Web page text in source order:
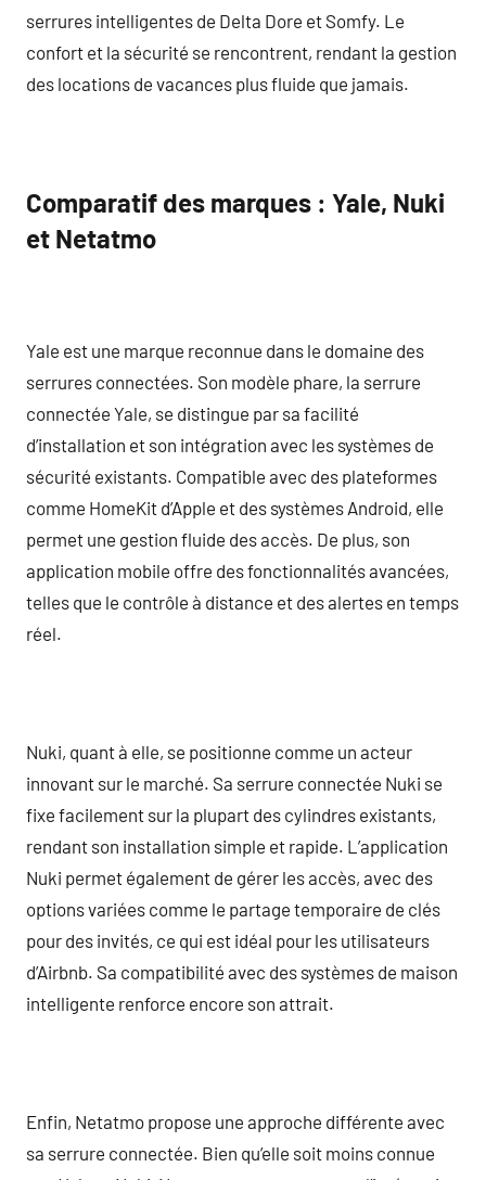
serrures intelligentes de Delta Dore et Somfy. Le
confort et la sécurité se rencontrent, rendant la gestion
des locations de vacances plus fluide que jamais.
Comparatif des marques : Yale, Nuki
et Netatmo
Yale est une marque reconnue dans le domaine des
serrures connectées. Son modèle phare, la serrure
connectée Yale, se distingue par sa facilité
d’installation et son intégration avec les systèmes de
sécurité existants. Compatible avec des plateformes
comme HomeKit d’Apple et des systèmes Android, elle
permet une gestion fluide des accès. De plus, son
application mobile offre des fonctionnalités avancées,
telles que le contrôle à distance et des alertes en temps
réel.
Nuki, quant à elle, se positionne comme un acteur
innovant sur le marché. Sa serrure connectée Nuki se
fixe facilement sur la plupart des cylindres existants,
rendant son installation simple et rapide. L’application
Nuki permet également de gérer les accès, avec des
options variées comme le partage temporaire de clés
pour des invités, ce qui est idéal pour les utilisateurs
d’Airbnb. Sa compatibilité avec des systèmes de maison
intelligente renforce encore son attrait.
Enfin, Netatmo propose une approche différente avec
sa serrure connectée. Bien qu’elle soit moins connue